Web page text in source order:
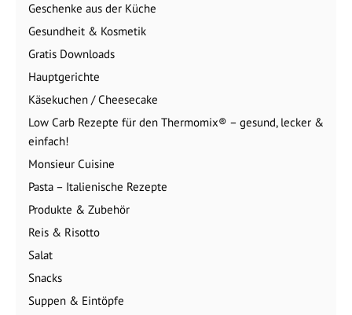
Geschenke aus der Küche
Gesundheit & Kosmetik
Gratis Downloads
Hauptgerichte
Käsekuchen / Cheesecake
Low Carb Rezepte für den Thermomix® – gesund, lecker &
einfach!
Monsieur Cuisine
Pasta – Italienische Rezepte
Produkte & Zubehör
Reis & Risotto
Salat
Snacks
Suppen & Eintöpfe